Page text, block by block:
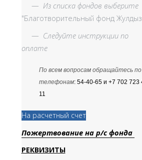
— Из списка фондов выберите
"Благотворительный фонд
— Следуйте инструкции по
оплате
По всем вопросам обращайтесь по
телефонам: 54-40-65 и +7 702 723
11
На расчетный счет
Пожертвование на р/с фонда
РЕКВИЗИТЫ